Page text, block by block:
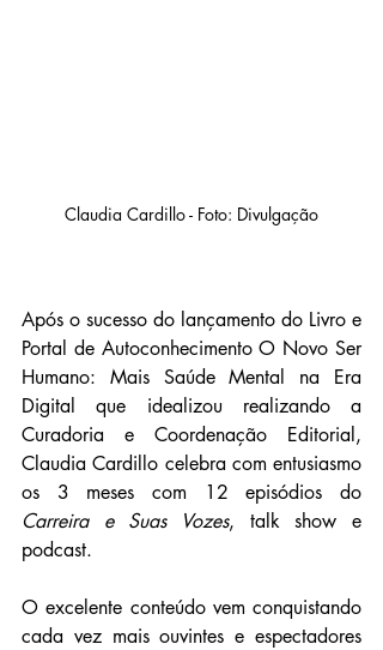
Claudia Cardillo - Foto: Divulgação
Após o sucesso do lançamento do Livro e
Portal de Autoconhecimento O Novo Ser
Humano: Mais Saúde Mental na Era
Digital que idealizou realizando a
Curadoria e Coordenação Editorial,
Claudia Cardillo celebra com entusiasmo
Carreira e Suas Vozes, talk show e
podcast.
O excelente conteúdo vem conquistando
cada vez mais ouvintes e espectadores